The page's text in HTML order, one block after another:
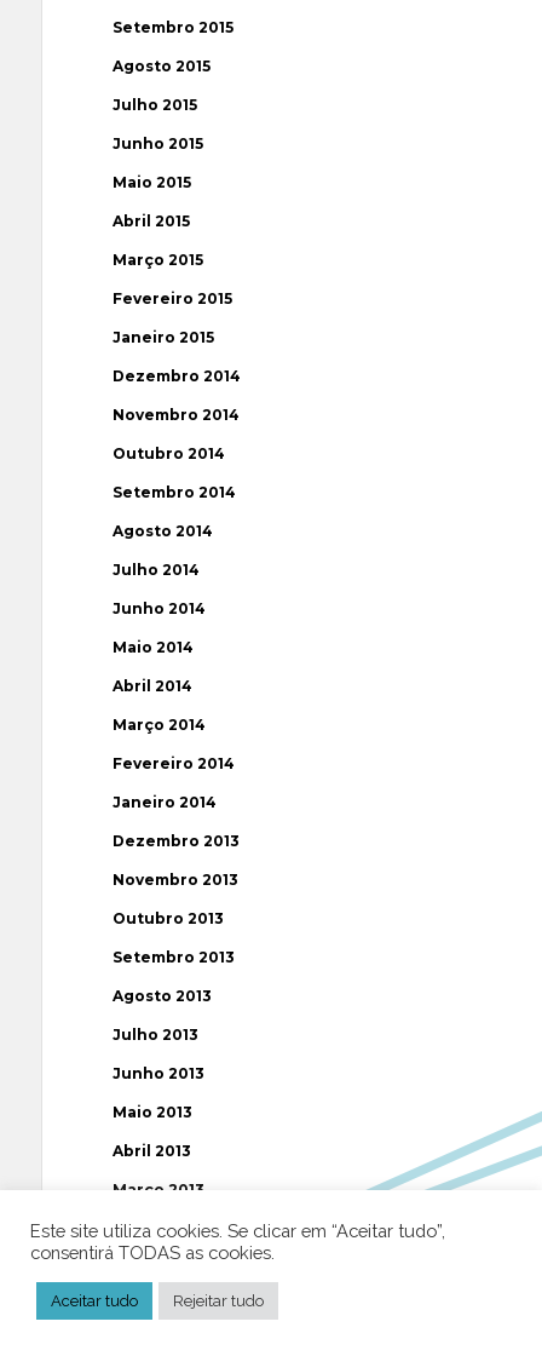
Setembro 2015
Agosto 2015
Julho 2015
Junho 2015
Maio 2015
Abril 2015
Março 2015
Fevereiro 2015
Janeiro 2015
Dezembro 2014
Novembro 2014
Outubro 2014
Setembro 2014
Agosto 2014
Julho 2014
Junho 2014
Maio 2014
Abril 2014
Março 2014
Fevereiro 2014
Janeiro 2014
Dezembro 2013
Novembro 2013
Outubro 2013
Setembro 2013
Agosto 2013
Julho 2013
Junho 2013
Maio 2013
Abril 2013
Março 2013
Fevereiro 2013
Dezembro 2012
Este site utiliza cookies. Se clicar em “Aceitar tudo”,
consentirá TODAS as cookies.
Aceitar tudo Rejeitar tudo